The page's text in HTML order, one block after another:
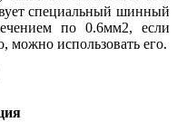
специальный шинный
по 0.6мм2, если
можно использовать его.